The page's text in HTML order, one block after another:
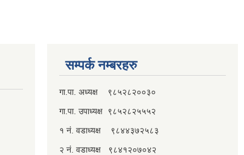
सम्पर्क नम्बरहरु
गा.पा. अध्यक्ष ९८५२८२००३०
गा.पा. उपाध्यक्ष ९८५२८२५५५२
१ नं. वडाध्यक्ष ९८४४३७२५८३
२ नं. वडाध्यक्ष ९८४१२०७०४२